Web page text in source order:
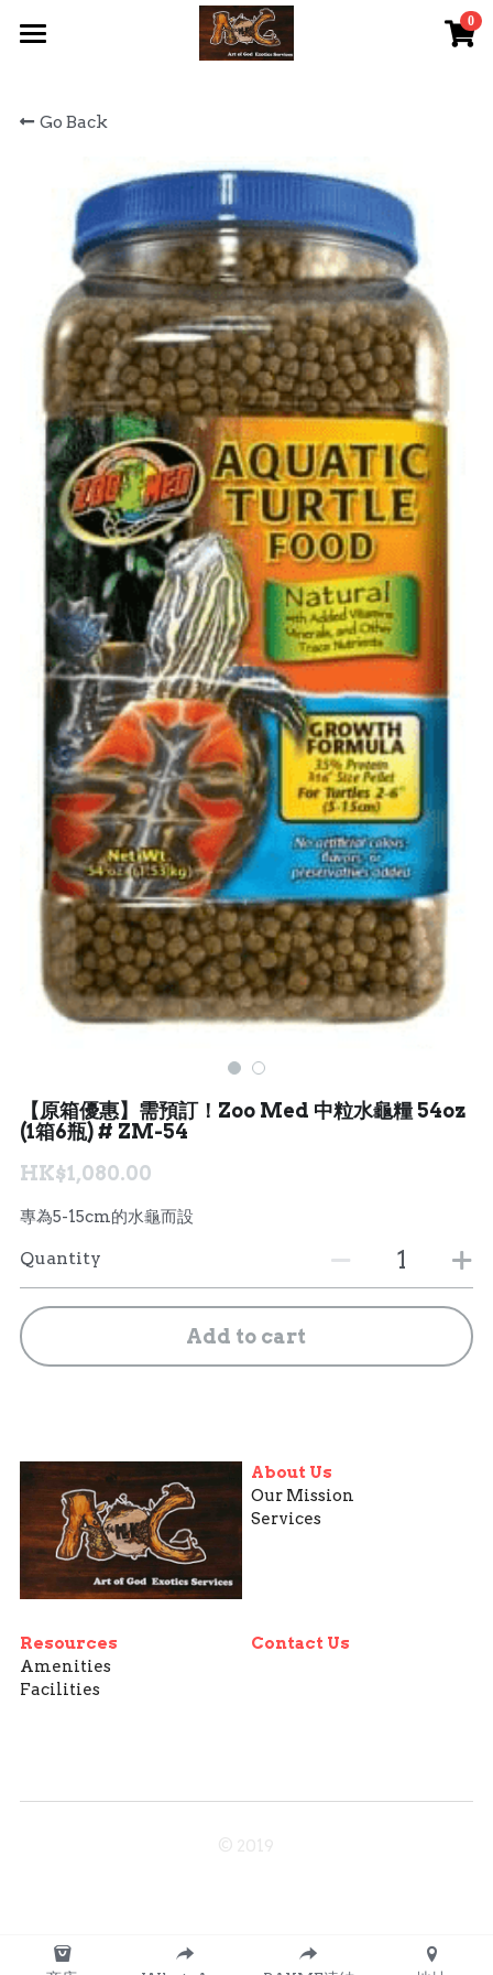
0
關於我們 About Us
服務內容 Our Services
最新資訊 Latest News
AOG Channel
網上商店 Shop Now
飼養陸龜小貼士 Tips
Facebook 專頁Facebook Page
Tough Cubic 爬蟲箱預訂
聯絡我們 Contact Us
Search
繁體中文
繁體中文
English
Go Back
【原箱優惠】需預訂！Zoo Med 中粒水龜糧 54oz
(1箱6瓶) # ZM-54
HK$1,080.00
專為5-15cm的水龜而設
Quantity
Add to cart
About Us
Our Mission
Services
Resources
Amenities
Facilities
Contact Us
×
STORE CATEGORIES
All Categories